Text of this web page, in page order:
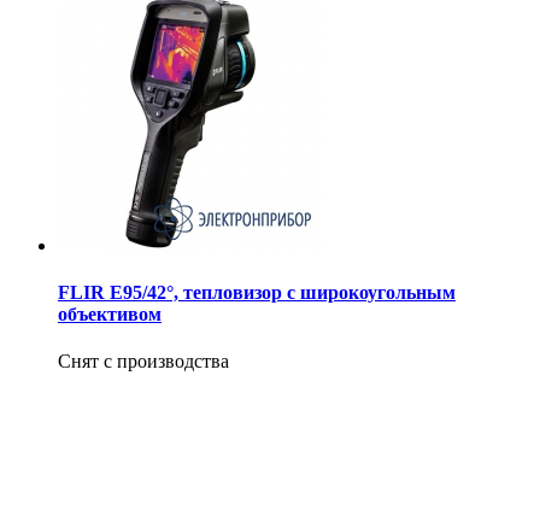
FLIR E95/42°, тепловизор с широкоугольным
объективом
Снят с производства